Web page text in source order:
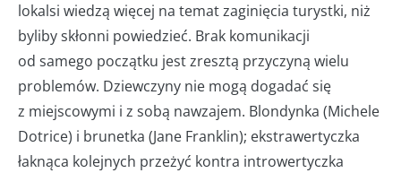
lokalsi wiedzą więcej na temat zaginięcia turystki, niż
byliby skłonni powiedzieć. Brak komunikacji
od samego początku jest zresztą przyczyną wielu
problemów. Dziewczyny nie mogą dogadać się
z miejscowymi i z sobą nawzajem. Blondynka (Michele
Dotrice) i brunetka (Jane Franklin); ekstrawertyczka
łaknąca kolejnych przeżyć kontra introwertyczka